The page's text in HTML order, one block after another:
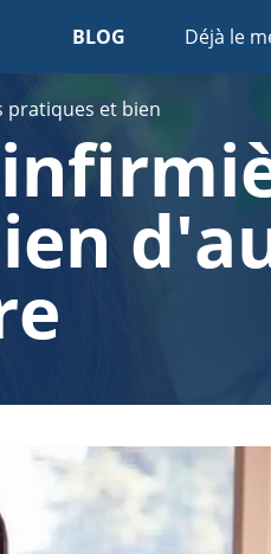
BLOG Déjà le
pratiques et bien